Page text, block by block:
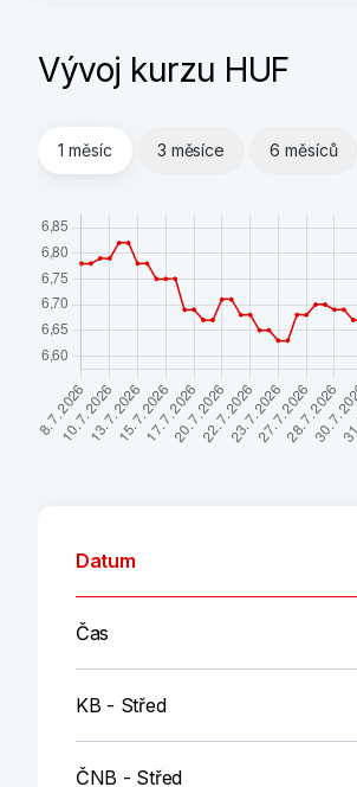
Vývoj kurzu HUF
1 měsíc 3 měsíce 6 měsíců
Datum
Čas
KB - Střed
ČNB - Střed